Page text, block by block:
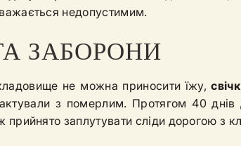
недопустимим.
ЗАБОРОНИ
не можна приносити їжу,
з померлим. Протягом 40 днів
прийнято заплутувати сліди дорогою з